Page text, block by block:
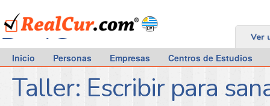
RealCur.com Ver
Inicio Personas Empresas Centros de Estudios
Taller: Escribir para